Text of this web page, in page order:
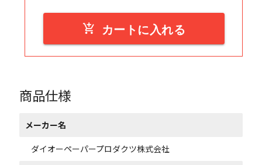
add_shopping_cart カートに入れる
商品仕様
メーカー名
ダイオーペーパープロダクツ株式会社